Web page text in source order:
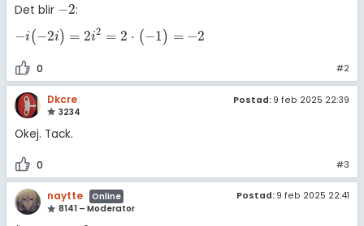
Det blir −2
-2 :
−i(−2i) = 2i2 = 2 ⋅ (−1) = −2
-i(-2i)=2i 2=2·(-1 )=- 2
0 #2
Dkcre
3234
Postad: 9 feb 2025 22:39
Okej. Tack.
0 #3
naytte
Online
8141 – Moderator
Postad: 9 feb 2025 22:41
Regler
Om Pluggakuten
högskolan
(mattedelen)
diskussioner
ämnen
diskussioner